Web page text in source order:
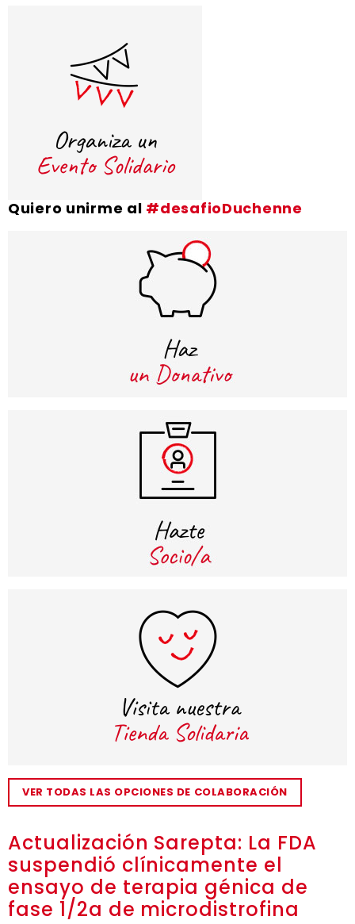
Actualización Sarepta: La FDA
suspendió clínicamente el
ensayo de terapia génica de
fase 1/2a de microdistrofina
Quiero unirme al #desafioDuchenne
VER TODAS LAS OPCIONES DE COLABORACIÓN